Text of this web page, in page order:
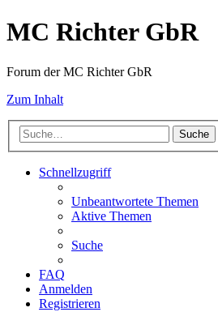
MC Richter GbR
Forum der MC Richter GbR
Zum Inhalt
Suche
Schnellzugriff
Unbeantwortete Themen
Aktive Themen
Suche
FAQ
Anmelden
Registrieren